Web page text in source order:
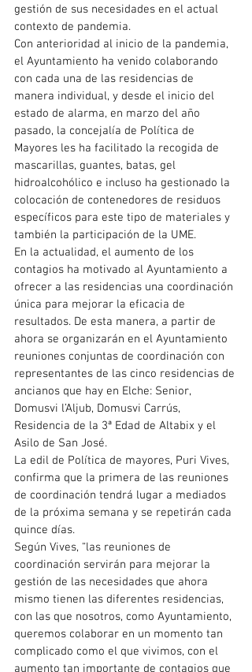
gestión de sus necesidades en el actual
contexto de pandemia.
Con anterioridad al inicio de la pandemia,
el Ayuntamiento ha venido colaborando
con cada una de las residencias de
manera individual, y desde el inicio del
estado de alarma, en marzo del año
pasado, la concejalía de Política de
Mayores les ha facilitado la recogida de
mascarillas, guantes, batas, gel
hidroalcohólico e incluso ha gestionado la
colocación de contenedores de residuos
específicos para este tipo de materiales y
también la participación de la UME.
En la actualidad, el aumento de los
contagios ha motivado al Ayuntamiento a
ofrecer a las residencias una coordinación
única para mejorar la eficacia de
resultados. De esta manera, a partir de
ahora se organizarán en el Ayuntamiento
reuniones conjuntas de coordinación con
representantes de las cinco residencias de
ancianos que hay en Elche: Senior,
Domusvi l’Aljub, Domusvi Carrús,
Residencia de la 3ª Edad de Altabix y el
Asilo de San José.
La edil de Política de mayores, Puri Vives,
confirma que la primera de las reuniones
de coordinación tendrá lugar a mediados
de la próxima semana y se repetirán cada
quince días.
Según Vives, “las reuniones de
coordinación servirán para mejorar la
gestión de las necesidades que ahora
mismo tienen las diferentes residencias,
con las que nosotros, como Ayuntamiento,
queremos colaborar en un momento tan
complicado como el que vivimos, con el
aumento tan importante de contagios que